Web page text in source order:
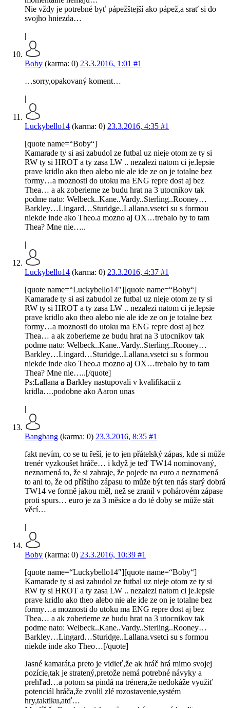
Nie vždy je potrebné byť pápežštejší ako pápež,a srať si do
svojho hniezda…
|
Boby (karma: 0) 23.3.2016, 1:01 #1
…sorry,opakovaný koment…
|
Luckybello14 (karma: 0) 23.3.2016, 4:35 #1
[quote name=“Boby“]
Kamarade ty si asi zabudol ze futbal uz nieje otom ze ty si
RW ty si HROT a ty zasa LW .. nezalezi natom ci je.lepsie
prave kridlo ako theo alebo nie ale ide ze on je totalne bez
formy…a moznosti do utoku ma ENG repre dost aj bez
Thea… a ak zoberieme ze budu hrat na 3 utocnikov tak
podme nato: Welbeck..Kane..Vardy..Sterling..Rooney…
Barkley…Lingard…Sturidge..Lallana.vsetci su s formou
niekde inde ako Theo.a mozno aj OX…trebalo by to tam
Thea? Mne nie…..
|
Luckybello14 (karma: 0) 23.3.2016, 4:37 #1
[quote name=“Luckybello14″][quote name=“Boby“]
Kamarade ty si asi zabudol ze futbal uz nieje otom ze ty si
RW ty si HROT a ty zasa LW .. nezalezi natom ci je.lepsie
prave kridlo ako theo alebo nie ale ide ze on je totalne bez
formy…a moznosti do utoku ma ENG repre dost aj bez
Thea… a ak zoberieme ze budu hrat na 3 utocnikov tak
podme nato: Welbeck..Kane..Vardy..Sterling..Rooney…
Barkley…Lingard…Sturidge..Lallana.vsetci su s formou
niekde inde ako Theo.a mozno aj OX…trebalo by to tam
Thea? Mne nie…..[/quote]
Ps:Lallana a Barkley nastupovali v kvalifikacii z
kridla….podobne ako Aaron unas
|
Bangbang (karma: 0) 23.3.2016, 8:35 #1
fakt nevím, co se tu řeší, je to jen přátelský zápas, kde si může
trenér vyzkoušet hráče… i když je teď TW14 nominovaný,
neznamená to, že si zahraje, že pojede na euro a neznamená
to ani to, že od příštího zápasu to může být ten nás starý dobrá
TW14 ve formě jakou měl, než se zranil v pohárovém zápase
proti spurs… euro je za 3 měsíce a do té doby se může stát
věcí…
|
Boby (karma: 0) 23.3.2016, 10:39 #1
[quote name=“Luckybello14″][quote name=“Boby“]
Kamarade ty si asi zabudol ze futbal uz nieje otom ze ty si
RW ty si HROT a ty zasa LW .. nezalezi natom ci je.lepsie
prave kridlo ako theo alebo nie ale ide ze on je totalne bez
formy…a moznosti do utoku ma ENG repre dost aj bez
Thea… a ak zoberieme ze budu hrat na 3 utocnikov tak
podme nato: Welbeck..Kane..Vardy..Sterling..Rooney…
Barkley…Lingard…Sturidge..Lallana.vsetci su s formou
niekde inde ako Theo…[/quote]
Jasné kamarát,a preto je vidieť,že ak hráč hrá mimo svojej
pozície,tak je stratený,pretože nemá potrebné návyky a
prehľad…a potom sa pindá na trénera,že nedokáže využiť
potenciál hráča,že zvolil zlé rozostavenie,systém
hry,taktiku,atď…